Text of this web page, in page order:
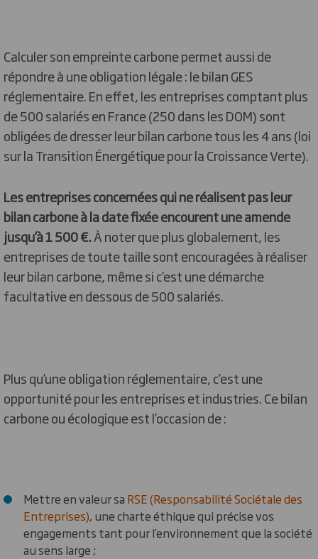
Calculer son empreinte carbone permet aussi de
répondre à une obligation légale : le bilan GES
réglementaire. En effet, les entreprises comptant plus
de 500 salariés en France (250 dans les DOM) sont
obligées de dresser leur bilan carbone tous les 4 ans (loi
sur la Transition Énergétique pour la Croissance Verte).
Les entreprises concernées qui ne réalisent pas leur
bilan carbone à la date fixée encourent une amende
jusqu’à 1 500 €.À noter que plus globalement, les
entreprises de toute taille sont encouragées à réaliser
leur bilan carbone, même si c’est une démarche
facultative en dessous de 500 salariés.
Plus qu’une obligation réglementaire, c’est une
opportunité pour les entreprises et industries. Ce bilan
carbone ou écologique est l’occasion de :
Mettre en valeur sa RSE (Responsabilité Sociétale des
Entreprises), une charte éthique qui précise vos
engagements tant pour l’environnement que la société
au sens large ;